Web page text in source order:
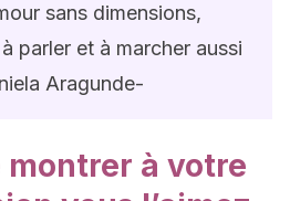
sans dimensions,
parler et à marcher aussi
Aragunde-
montrer à votre